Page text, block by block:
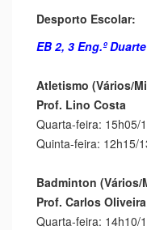
Desporto Escolar:
EB 2, 3 Eng.º
Atletismo (Vários/
Prof. Lino Costa
Quarta-feira: 15h05/
Quinta-feira: 12h15/
Badminton (Vários/
Prof. Carlos Oliveira
Quarta-feira: 14h10/